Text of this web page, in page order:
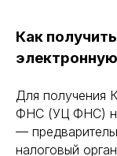
Как
Для получения
ФНС (УЦ ФНС)
—
налоговый